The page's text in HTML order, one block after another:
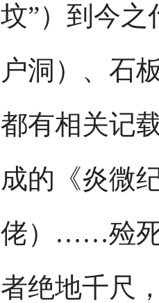
坟”）到今
户洞）、石
都有相关记
成的《炎微
佬）……殓死
者绝地千尺